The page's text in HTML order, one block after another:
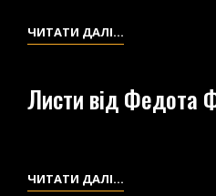
ЧИТАТИ ДАЛІ…
В.П.
Листи від Федота
ЧИТАТИ ДАЛІ…